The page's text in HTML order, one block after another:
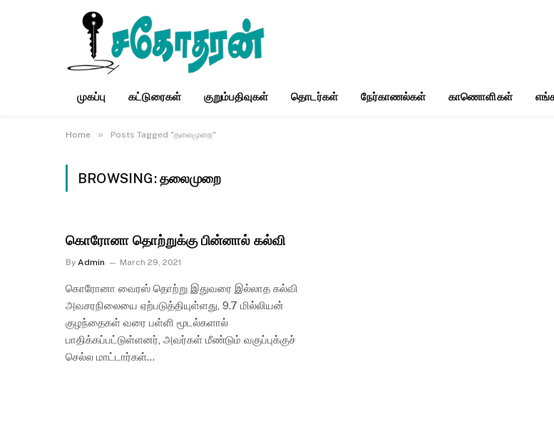
முகப்பு கட்டுரைகள் குறும்பதிவுகள் தொடர்கள் நேர்காணல்கள் காணொளிகள்
Home » Posts Tagged "தலைமுறை"
BROWSING:தலைமுறை
கொரோனா தொற்றுக்கு பின்னால் கல்வி
By Admin March 29, 2021
கொரோனா வைரஸ் தொற்று இதுவரை இல்லாத கல்வி
அவசரநிலையை ஏற்படுத்தியுள்ளது, 9.7 மில்லியன்
குழந்தைகள் வரை பள்ளி மூடல்களால்
பாதிக்கப்பட்டுள்ளனர், அவர்கள் மீண்டும் வகுப்புக்குச்
செல்ல மாட்டார்கள்…